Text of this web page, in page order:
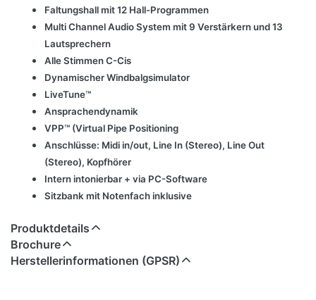
Faltungshall mit 12 Hall-Programmen
Multi Channel Audio System mit 9 Verstärkern und 13
Lautsprechern
Alle Stimmen C-Cis
Dynamischer Windbalgsimulator
LiveTune™
Ansprachendynamik
VPP™ (Virtual Pipe Positioning
Anschlüsse: Midi in/out, Line In (Stereo), Line Out
(Stereo), Kopfhörer
Intern intonierbar + via PC-Software
Sitzbank mit Notenfach inklusive
Produktdetails
Brochure
Herstellerinformationen (GPSR)